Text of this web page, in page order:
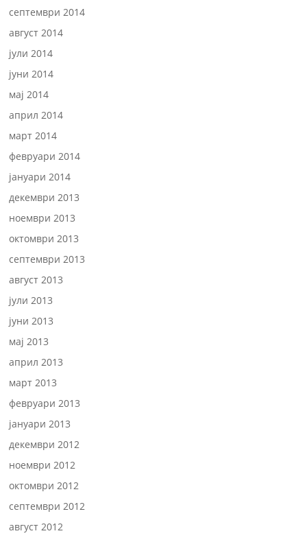
септември 2014
август 2014
јули 2014
јуни 2014
мај 2014
април 2014
март 2014
февруари 2014
јануари 2014
декември 2013
ноември 2013
октомври 2013
септември 2013
август 2013
јули 2013
јуни 2013
мај 2013
април 2013
март 2013
февруари 2013
јануари 2013
декември 2012
ноември 2012
октомври 2012
септември 2012
август 2012